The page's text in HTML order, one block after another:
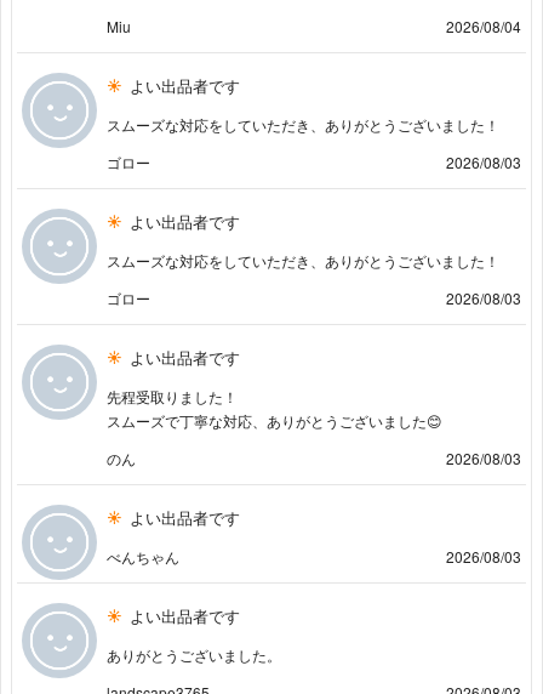
Miu
2026/08/04
よい出品者です
スムーズな対応をしていただき、ありがとうございました！
ゴロー
2026/08/03
よい出品者です
スムーズな対応をしていただき、ありがとうございました！
ゴロー
2026/08/03
よい出品者です
先程受取りました！
スムーズで丁寧な対応、ありがとうございました😊
のん
2026/08/03
よい出品者です
べんちゃん 2026/08/03
よい出品者です
ありがとうございました。